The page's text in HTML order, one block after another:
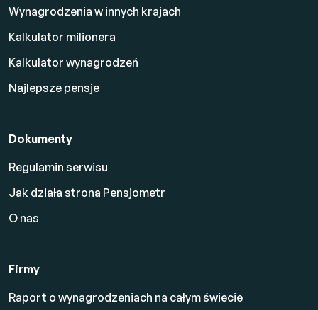
Wynagrodzenia w innych krajach
Kalkulator milionera
Kalkulator wynagrodzeń
Najlepsze pensje
Dokumenty
Regulamin serwisu
Jak działa strona Pensjometr
O nas
Firmy
Raport o wynagrodzeniach na całym świecie